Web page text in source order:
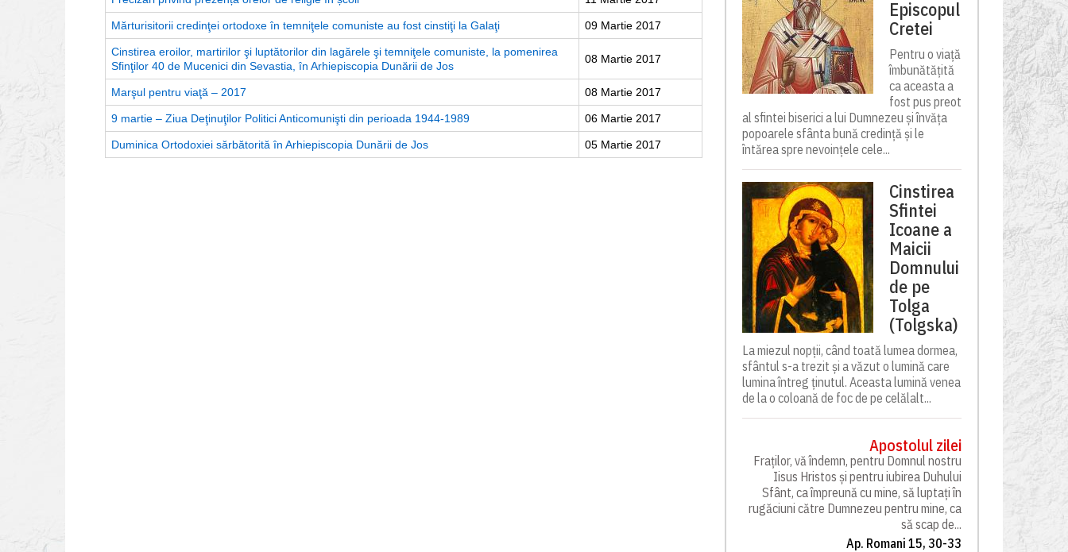
Mărturisitorii credinţei ortodoxe în temniţele comuniste au fost cinstiţi la Galaţi 09 Martie 2017
Cinstirea eroilor, martirilor şi luptătorilor din lagărele şi temniţele comuniste, la pomenirea
Sfinţilor 40 de Mucenici din Sevastia, în Arhiepiscopia Dunării de Jos
08 Martie 2017
Marşul pentru viaţă – 2017 08 Martie 2017
9 martie – Ziua Deţinuţilor Politici Anticomunişti din perioada 1944-1989 06 Martie 2017
Duminica Ortodoxiei sărbătorită în Arhiepiscopia Dunării de Jos 05 Martie 2017
Episcopul
Cretei
Pentru o viață
îmbunătățită
ca aceasta a
fost pus preot
al sfintei biserici a lui Dumnezeu și învăța
popoarele sfânta bună credință și le
întărea spre nevoințele cele...
Cinstirea
Sfintei
Icoane a
Maicii
Domnului
de pe
Tolga
(Tolgska)
La miezul nopții, când toată lumea dormea,
sfântul s-a trezit și a văzut o lumină care
lumina întreg ținutul. Aceasta lumină venea
de la o coloană de foc de pe celălalt...
Apostolul zilei
Fraților, vă îndemn, pentru Domnul nostru
Iisus Hristos și pentru iubirea Duhului
Sfânt, ca împreună cu mine, să luptați în
rugăciuni către Dumnezeu pentru mine, ca
să scap de...
Ap. Romani 15, 30-33